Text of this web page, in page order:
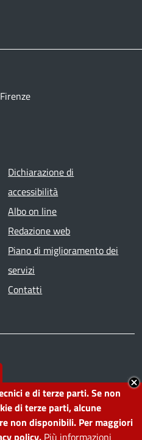
e di terze parti. Se non
di terze parti, alcune
non disponibili. Per maggiori
policy. Più informazioni
Dichiarazione di
accessibilità
Albo on line
Redazione web
Piano di miglioramento dei
servizi
Contatti